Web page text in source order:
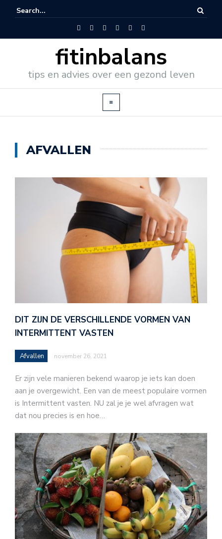
fitinbalans
tips en advies over een gezond leven
AFVALLEN
DIT ZIJN DE VERSCHILLENDE VORMEN VAN
INTERMITTENT VASTEN
Afvallen november 26, 2021
Er zijn vele manieren bekend waarop je iets kan doen
aan je overgewicht. Een van de meest populaire vormen
is Intermittent vasten. NU zal je je wel afvragen wat
dat nou precies is en hoe…